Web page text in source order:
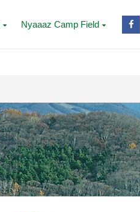
Nyaaaz Camp Field